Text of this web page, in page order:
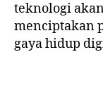
teknologi
menciptakan
gaya hidup